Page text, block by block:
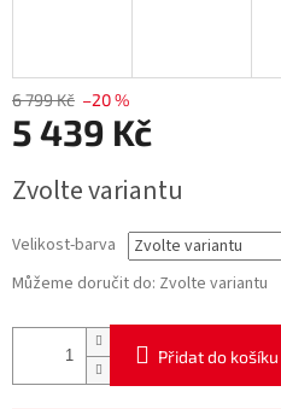
6 799 Kč –20 %
5 439 Kč
cena:
Zvolte variantu
Velikost-barva
Můžeme doručit do: Zvolte variantu
Přidat do košíku